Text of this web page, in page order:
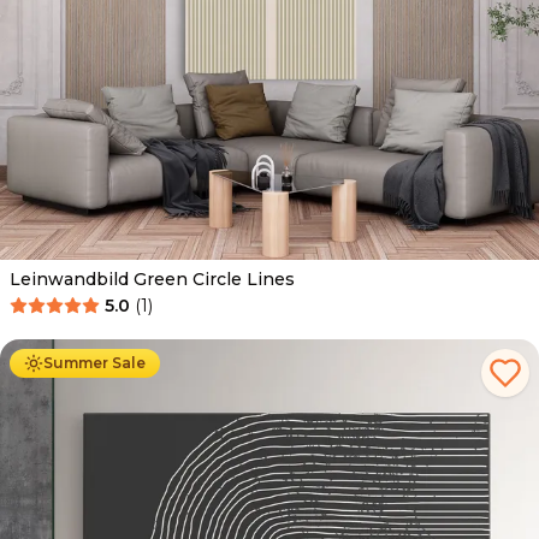
Leinwandbild Green Circle Lines
5.0 (1)
Summer Sale
Ab 39.90 € 34.90